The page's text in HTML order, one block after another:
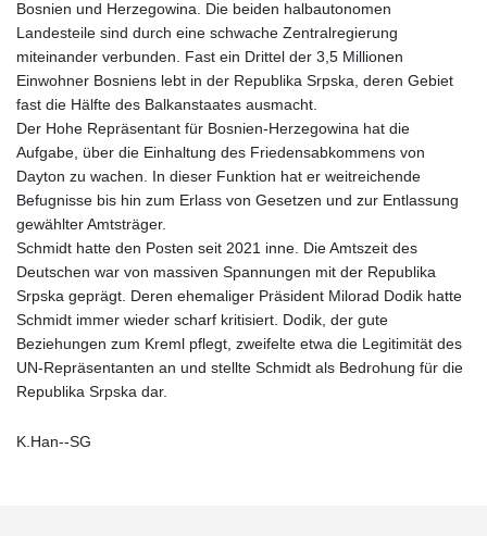
Bosnien und Herzegowina. Die beiden halbautonomen
Landesteile sind durch eine schwache Zentralregierung
miteinander verbunden. Fast ein Drittel der 3,5 Millionen
Einwohner Bosniens lebt in der Republika Srpska, deren Gebiet
fast die Hälfte des Balkanstaates ausmacht.
Der Hohe Repräsentant für Bosnien-Herzegowina hat die
Aufgabe, über die Einhaltung des Friedensabkommens von
Dayton zu wachen. In dieser Funktion hat er weitreichende
Befugnisse bis hin zum Erlass von Gesetzen und zur Entlassung
gewählter Amtsträger.
Schmidt hatte den Posten seit 2021 inne. Die Amtszeit des
Deutschen war von massiven Spannungen mit der Republika
Srpska geprägt. Deren ehemaliger Präsident Milorad Dodik hatte
Schmidt immer wieder scharf kritisiert. Dodik, der gute
Beziehungen zum Kreml pflegt, zweifelte etwa die Legitimität des
UN-Repräsentanten an und stellte Schmidt als Bedrohung für die
Republika Srpska dar.
K.Han--SG